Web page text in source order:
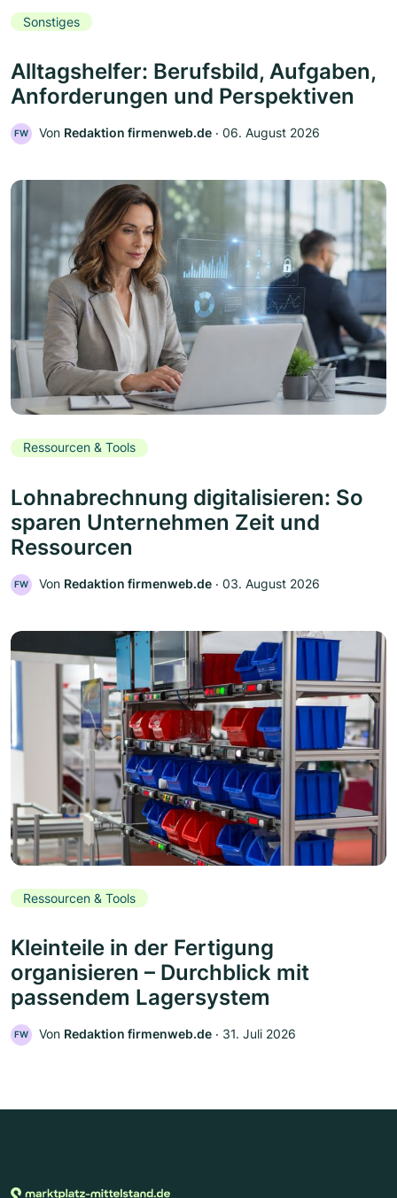
Sonstiges
Alltagshelfer: Berufsbild, Aufgaben,
Anforderungen und Perspektiven
FW Von Redaktion firmenweb.de ‧ 06. August 2026
Ressourcen & Tools
Lohnabrechnung digitalisieren: So
sparen Unternehmen Zeit und
Ressourcen
FW Von Redaktion firmenweb.de ‧ 03. August 2026
Ressourcen & Tools
Kleinteile in der Fertigung
organisieren – Durchblick mit
passendem Lagersystem
FW Von Redaktion firmenweb.de ‧ 31. Juli 2026